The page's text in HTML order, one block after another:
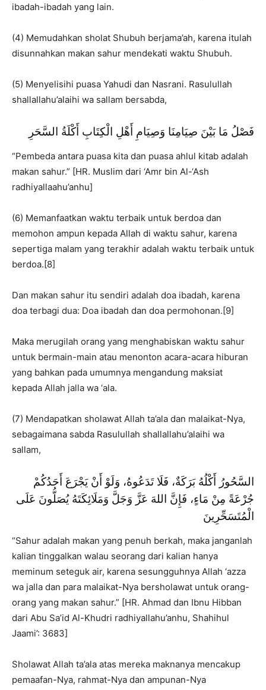
ibadah-ibadah yang lain.
(4) Memudahkan sholat Shubuh berjama’ah, karena itulah
disunnahkan makan sahur mendekati waktu Shubuh.
(5) Menyelisihi puasa Yahudi dan Nasrani. Rasulullah
shallallahu’alaihi wa sallam bersabda,
فَصْلُ مَا بَيْنَ صِيَامِنَا وَصِيَامِ أَهْلِ الْكِتَابِ أَكْلَةُ السَّحَرِ
“Pembeda antara puasa kita dan puasa ahlul kitab adalah
makan sahur.” [HR. Muslim dari ‘Amr bin Al-‘Ash
radhiyallaahu’anhu]
(6) Memanfaatkan waktu terbaik untuk berdoa dan
memohon ampun kepada Allah di waktu sahur, karena
sepertiga malam yang terakhir adalah waktu terbaik untuk
berdoa.[8]
Dan makan sahur itu sendiri adalah doa ibadah, karena
doa terbagi dua: Doa ibadah dan doa permohonan.[9]
Maka merugilah orang yang menghabiskan waktu sahur
untuk bermain-main atau menonton acara-acara hiburan
yang bahkan pada umumnya mengandung maksiat
kepada Allah jalla wa ‘ala.
(7) Mendapatkan sholawat Allah ta’ala dan malaikat-Nya,
sebagaimana sabda Rasulullah shallallahu’alaihi wa
sallam,
السَّحُورُ أَكْلُهُ بَرَكَةٌ، فَلَا تَدَعُوهُ، وَلَوْ أَنْ يَجْرَعَ أَحَدُكُمْ
جُرْعَةً مِنْ مَاءٍ، فَإِنَّ اللهَ عَزَّ وَجَلَّ وَمَلَائِكَتَهُ يُصَلُّونَ عَلَى
الْمُتَسَحِّرِينَ
“Sahur adalah makan yang penuh berkah, maka janganlah
kalian tinggalkan walau seorang dari kalian hanya
meminum seteguk air, karena sesungguhnya Allah ‘azza
wa jalla dan para malaikat-Nya bersholawat untuk orang-
orang yang makan sahur.” [HR. Ahmad dan Ibnu Hibban
dari Abu Sa’id Al-Khudri radhiyallahu’anhu, Shahihul
Jaami’: 3683]
Sholawat Allah ta’ala atas mereka maknanya mencakup
pemaafan-Nya, rahmat-Nya dan ampunan-Nya